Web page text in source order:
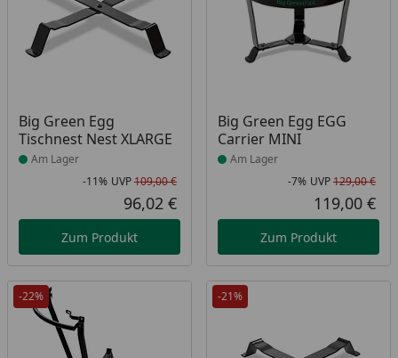
Big Green Egg
Tischnest Nest XLARGE
Produkt am Lager
Am Lager
Rabatt in Prozent
-11%
Ursprünglicher Preis
UVP109,00 €
Aktueller Preis
96,02 €
Zum Produkt
Big Green Egg EGG
Carrier MINI
Produkt am Lager
Am Lager
-7% UVP129,00 €
119,00 €
Zum Produkt
-22% -21%